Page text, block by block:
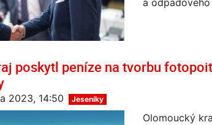
poskytl peníze na tvorbu
2023, 14:50 Jeseníky
Olomoucký